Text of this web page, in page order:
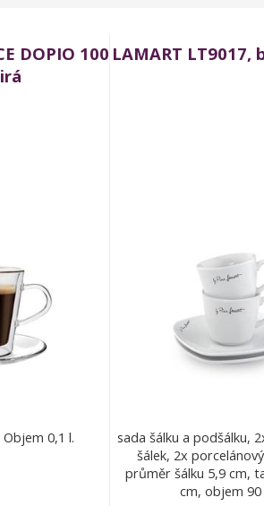
DOPIO 100
0,1 l.
LAMART LT9017,
sada šálku a podšálku,
šálek, 2x
průměr šálku 5,9 cm,
cm, objem 90